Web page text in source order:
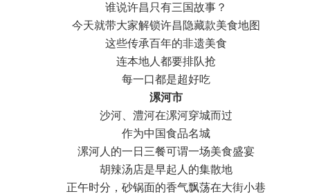
谁说许昌只有三国故事？
今天就带大家解锁许昌隐藏款美食地图
这些传承百年的非遗美食
连本地人都要排队抢
每一口都是超好吃
漯河市
沙河、澧河在漯河穿城而过
作为中国食品名城
漯河人的一日三餐可谓一场美食盛宴
胡辣汤店是早起人的集散地
正午时分，砂锅面的香气飘荡在大街小巷